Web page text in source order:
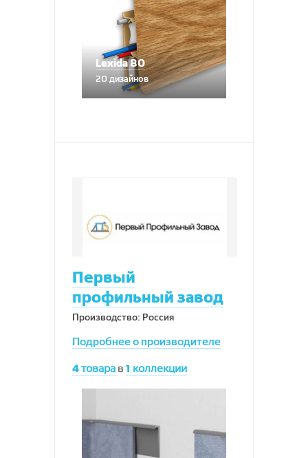
Lexida 80
20 дизайнов
Первый
профильный завод
Производство: Россия
Подробнее о производителе
4товара в 1 коллекции